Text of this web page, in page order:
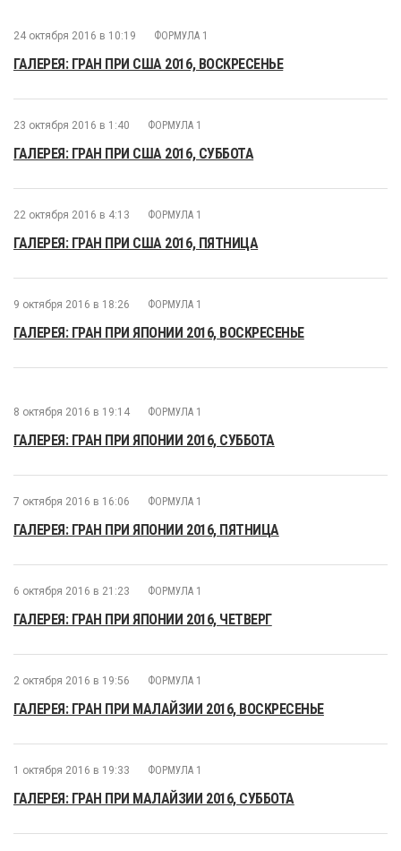
24 октября 2016 в 10:19 ФОРМУЛА 1
ГАЛЕРЕЯ: ГРАН ПРИ США 2016, ВОСКРЕСЕНЬЕ
23 октября 2016 в 1:40 ФОРМУЛА 1
ГАЛЕРЕЯ: ГРАН ПРИ США 2016, СУББОТА
22 октября 2016 в 4:13 ФОРМУЛА 1
ГАЛЕРЕЯ: ГРАН ПРИ США 2016, ПЯТНИЦА
9 октября 2016 в 18:26 ФОРМУЛА 1
ГАЛЕРЕЯ: ГРАН ПРИ ЯПОНИИ 2016, ВОСКРЕСЕНЬЕ
8 октября 2016 в 19:14 ФОРМУЛА 1
ГАЛЕРЕЯ: ГРАН ПРИ ЯПОНИИ 2016, СУББОТА
7 октября 2016 в 16:06 ФОРМУЛА 1
ГАЛЕРЕЯ: ГРАН ПРИ ЯПОНИИ 2016, ПЯТНИЦА
6 октября 2016 в 21:23 ФОРМУЛА 1
ГАЛЕРЕЯ: ГРАН ПРИ ЯПОНИИ 2016, ЧЕТВЕРГ
2 октября 2016 в 19:56 ФОРМУЛА 1
ГАЛЕРЕЯ: ГРАН ПРИ МАЛАЙЗИИ 2016, ВОСКРЕСЕНЬЕ
1 октября 2016 в 19:33 ФОРМУЛА 1
ГАЛЕРЕЯ: ГРАН ПРИ МАЛАЙЗИИ 2016, СУББОТА